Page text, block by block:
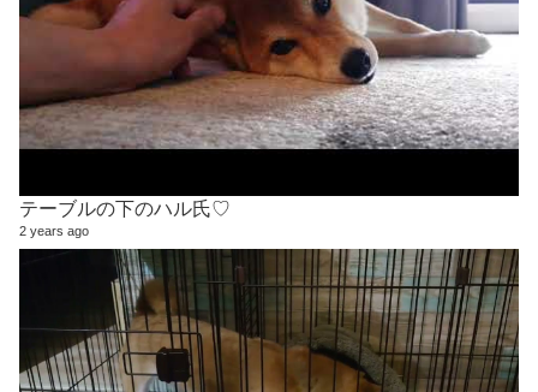
テーブルの下のハル氏♡
2 years ago